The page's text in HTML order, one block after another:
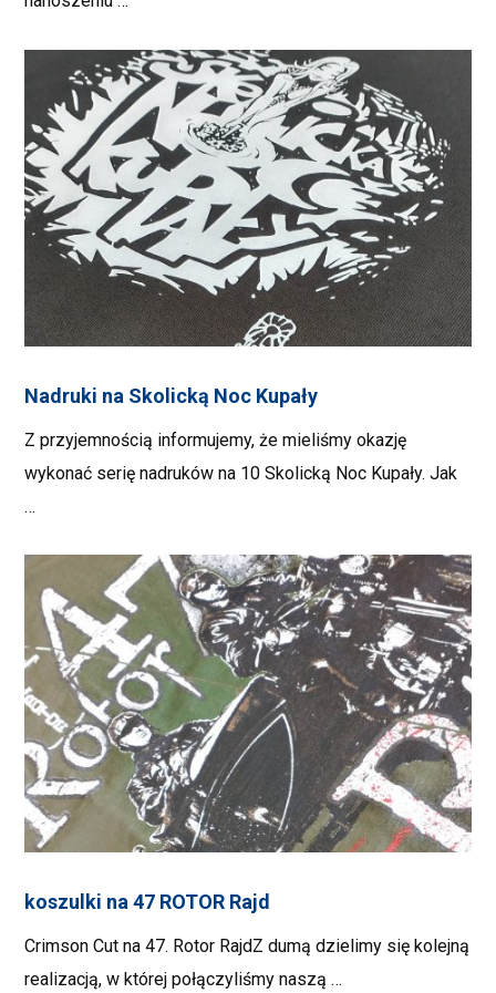
Nadruki na Skolicką Noc Kupały
Z przyjemnością informujemy, że mieliśmy okazję
wykonać serię nadruków na 10 Skolicką Noc Kupały. Jak
…
koszulki na 47 ROTOR Rajd
Crimson Cut na 47. Rotor RajdZ dumą dzielimy się kolejną
realizacją, w której połączyliśmy naszą …